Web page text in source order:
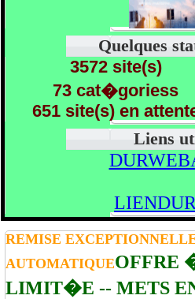
Quelques
3572 site(s)
73 cat�goriess
651 site(s) en
Liens
REMISE
AUTOMATIQUEOFFRE
LIMIT�E -- METS